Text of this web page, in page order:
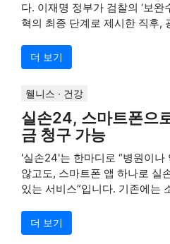
다. 이재명 정부가 검찰의 ‘보완
혁의 최종 단계로 제시한 직후,
더 보기
웰니스 · 건강
실손24, 스마트폰으
금 청구 가능
'실손24'는 한마디로 “병원이나
않고도, 스마트폰 앱 하나로 실
있는 서비스”입니다. 기존에는
더 보기